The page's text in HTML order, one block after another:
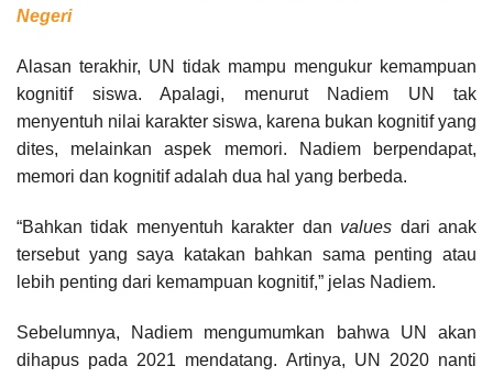
Negeri
Alasan terakhir, UN tidak mampu mengukur kemampuan
kognitif siswa. Apalagi, menurut Nadiem UN tak
menyentuh nilai karakter siswa, karena bukan kognitif yang
dites, melainkan aspek memori. Nadiem berpendapat,
memori dan kognitif adalah dua hal yang berbeda.
“Bahkan tidak menyentuh karakter dan values dari anak
tersebut yang saya katakan bahkan sama penting atau
lebih penting dari kemampuan kognitif,” jelas Nadiem.
Sebelumnya, Nadiem mengumumkan bahwa UN akan
dihapus pada 2021 mendatang. Artinya, UN 2020 nanti